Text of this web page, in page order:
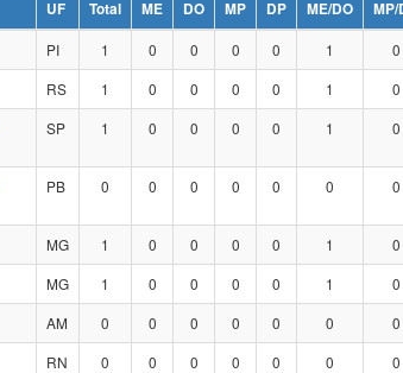
UF Total ME DO MP DP ME/DO MP/
PI 1 0 0 0 0 1 0
RS 1 0 0 0 0 1 0
SP 1 0 0 0 0 1 0
PB 0 0 0 0 0 0 0
MG 1 0 0 0 0 1 0
MG 1 0 0 0 0 1 0
AM 0 0 0 0 0 0 0
RN 0 0 0 0 0 0 0